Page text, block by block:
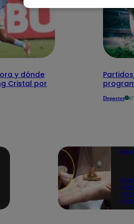
y dónde
Cristal por
Deportes